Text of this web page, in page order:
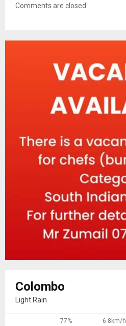
Comments are closed.
Colombo
Light Rain
77% 6.8km/h